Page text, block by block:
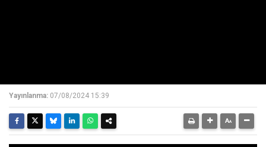
Yayınlanma: 07/08/2024 15:39